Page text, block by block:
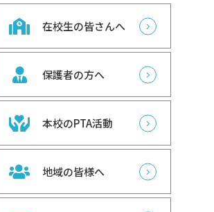
在校生の皆さんへ
保護者の方へ
本校のPTA活動
地域の皆様へ